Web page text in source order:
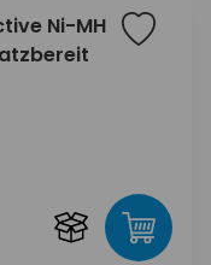
Ni-MH